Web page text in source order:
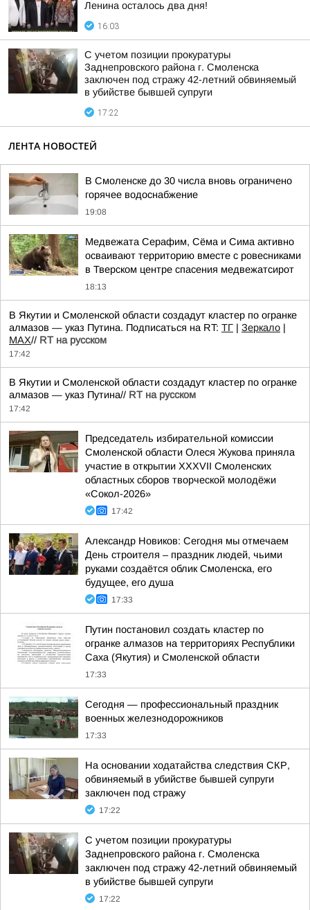
Ленина осталось два дня!
16:03
С учетом позиции прокуратуры
Заднепровского района г. Смоленска
заключен под стражу 42-летний обвиняемый
в убийстве бывшей супруги
17:22
ЛЕНТА НОВОСТЕЙ
В Смоленске до 30 числа вновь ограничено
горячее водоснабжение
19:08
Медвежата Серафим, Сёма и Сима активно
осваивают территорию вместе с ровесниками
в Тверском центре спасения медвежатсирот
18:13
В Якутии и Смоленской области создадут кластер по огранке
алмазов — указ Путина. Подписаться на RT: ТГ | Зеркало |
MAX// RT на русском
17:42
В Якутии и Смоленской области создадут кластер по огранке
алмазов — указ Путина// RT на русском
17:42
Председатель избирательной комиссии
Смоленской области Олеся Жукова приняла
участие в открытии XXXVII Смоленских
областных сборов творческой молодёжи
«Сокол-2026»
17:42
Александр Новиков: Сегодня мы отмечаем
День строителя – праздник людей, чьими
руками создаётся облик Смоленска, его
будущее, его душа
17:33
Путин постановил создать кластер по
огранке алмазов на территориях Республики
Саха (Якутия) и Смоленской области
17:33
Сегодня — профессиональный праздник
военных железнодорожников
17:33
На основании ходатайства следствия СКР,
обвиняемый в убийстве бывшей супруги
заключен под стражу
17:22
С учетом позиции прокуратуры
Заднепровского района г. Смоленска
заключен под стражу 42-летний обвиняемый
в убийстве бывшей супруги
17:22